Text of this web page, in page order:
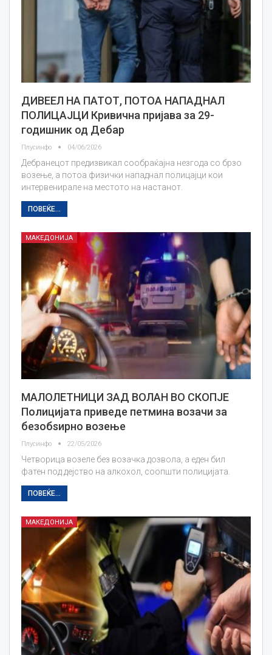
ДИВЕЕЛ НА ПАТОТ, ПОТОА НАПАДНАЛ
ПОЛИЦАЈЦИ Кривична пријава за 29-
годишник од Дебар
Плусинфо 04/06/2026
Дебранецот предизвикал сообраќајна незгода со брзо
возење, а потоа физички нападнал полицајци кои
интервенирале на местото на настанот.
ПОВЕЌЕ...
МАКЕДОНИЈА
МАЛОЛЕТНИЦИ ЗАД ВОЛАН ВО СКОПЈЕ
Полицијата приведе петмина возачи за
безобѕирно возење
Плусинфо 22/05/2026
Четворица возеле без возачка дозвола, а еден бил
фатен под дејство на алкохол, соопшти полицијата.
ПОВЕЌЕ...
МАКЕДОНИЈА